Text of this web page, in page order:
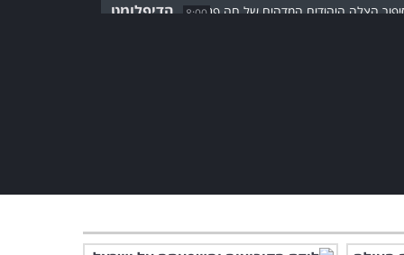
8:00
הדיפלומט
9:45
במיוחד!